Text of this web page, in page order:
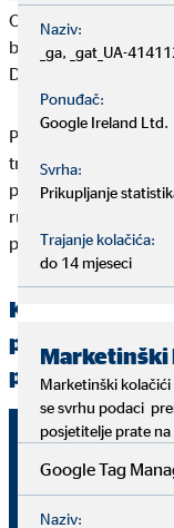
OVB Holding AG je
burzi vrijednosnih
DE0006286560).
Prezentacija o
tromjesečja 2018.
poduzeća OVB
rubrikom Investor
pogledati.
Ključne brojke
prvom
pokazatelji
Klijenti (31.
Naziv:
_ga, _gat_UA-
Ponuđač:
Google Ireland Ltd.
Svrha:
Prikupljanje
Trajanje kolačića:
do 14 mjeseci
Marketinški
Marketinški
se svrhu podaci
posjetitelje prate
Google Tag
Naziv: